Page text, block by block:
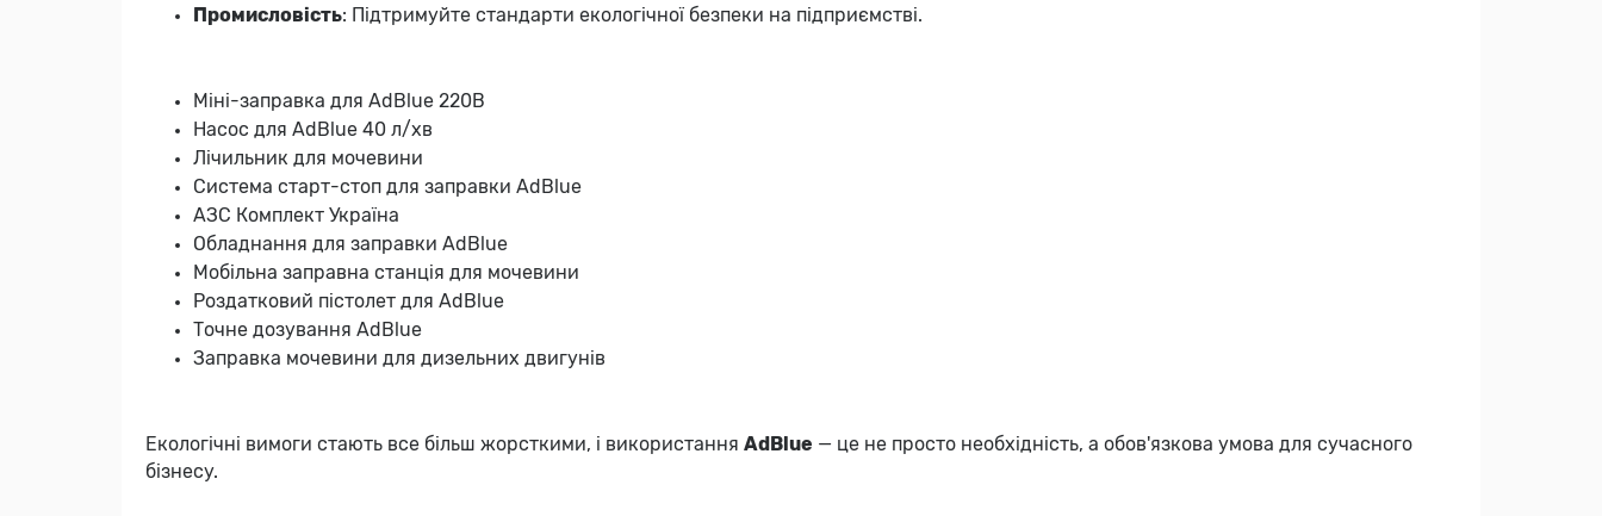
Промисловість: Підтримуйте стандарти екологічної безпеки на підприємстві.
Міні-заправка для AdBlue 220В
Насос для AdBlue 40 л/хв
Лічильник для мочевини
Система старт-стоп для заправки AdBlue
АЗС Комплект Україна
Обладнання для заправки AdBlue
Мобільна заправна станція для мочевини
Роздатковий пістолет для AdBlue
Точне дозування AdBlue
Заправка мочевини для дизельних двигунів
Екологічні вимоги стають все більш жорсткими, і використання AdBlue — це не просто необхідність, а обов'язкова умова для сучасного
бізнесу.